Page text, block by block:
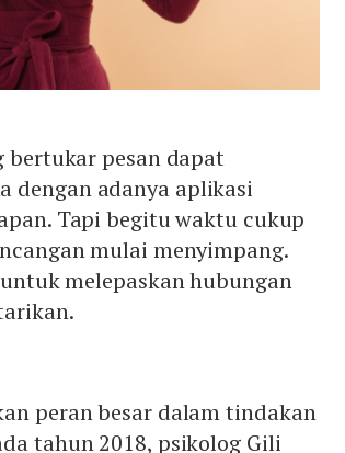
bertukar pesan dapat
dengan adanya aplikasi
Tapi begitu waktu cukup
mulai menyimpang.
melepaskan hubungan
peran besar dalam tindakan
tahun 2018, psikolog Gili